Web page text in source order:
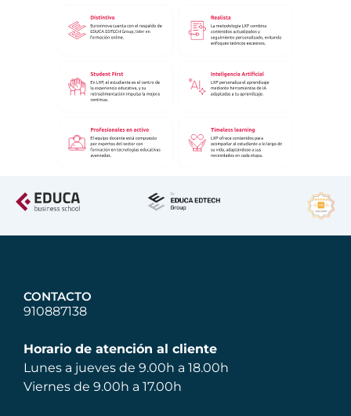
CONTACTO
910887138
Horario de atención al cliente
Lunes a jueves de 9.00h a 18.00h
Viernes de 9.00h a 17.00h